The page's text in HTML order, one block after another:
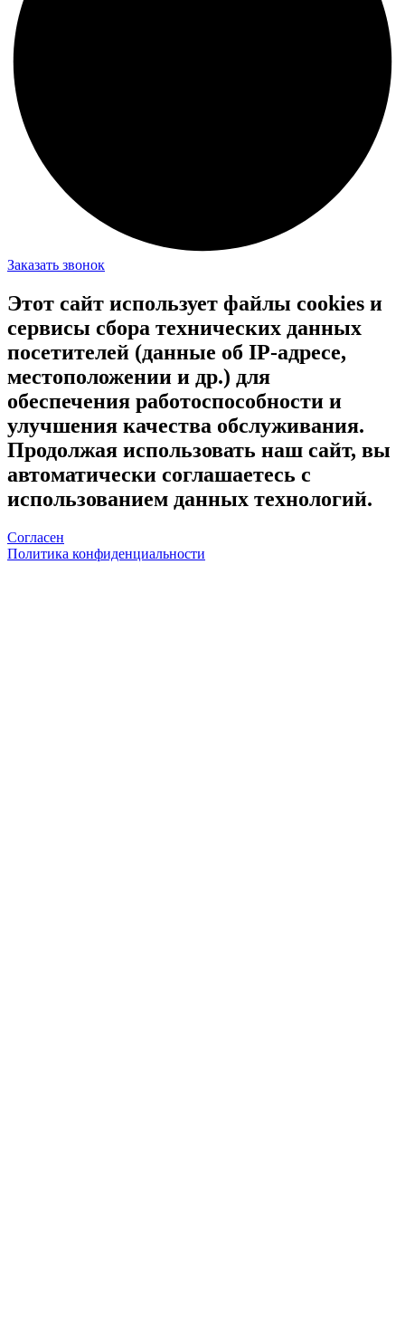
Заказать звонок
Этот сайт использует файлы cookies и
сервисы сбора технических данных
посетителей (данные об IP-адресе,
местоположении и др.) для
обеспечения работоспособности и
улучшения качества обслуживания.
Продолжая использовать наш сайт, вы
автоматически соглашаетесь с
использованием данных технологий.
Согласен
Политика конфиденциальности